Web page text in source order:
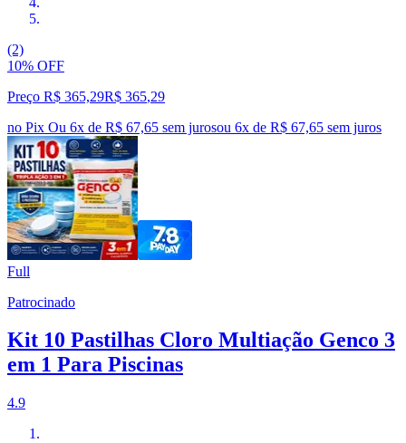
(2)
10% OFF
Preço R$ 365,29R$ 365,29
no Pix Ou 6x de R$ 67,65 sem jurosou 6x de R$ 67,65 sem juros
Full
Patrocinado
Kit 10 Pastilhas Cloro Multiação Genco 3
em 1 Para Piscinas
4.9